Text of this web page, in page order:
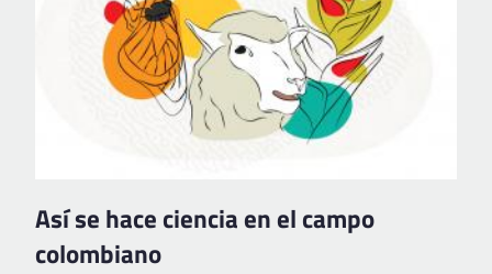
Así se hace ciencia en el campo
colombiano